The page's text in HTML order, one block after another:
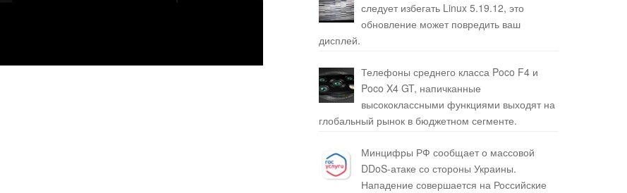
следует избегать Linux 5.19.12, это
обновление может повредить ваш
дисплей.
Телефоны среднего класса Poco F4 и
Poco X4 GT, напичканные
высококлассными функциями выходят на
глобальный рынок в бюджетном сегменте.
Минцифры РФ сообщает о массовой
DDoS-атаке со стороны Украины.
Нападение совершается на Российские